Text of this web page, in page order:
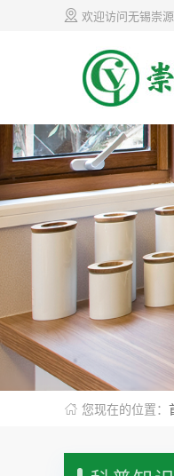
欢迎访问无锡崇
您现在的位置：